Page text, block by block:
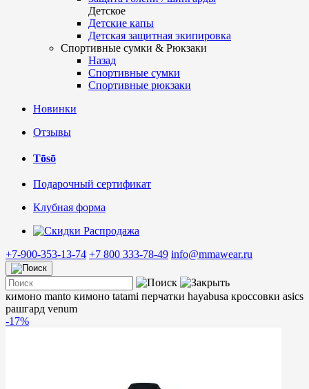
Детское
Детские капы
Детская защитная экипировка
Спортивные сумки & Рюкзаки
Назад
Спортивные сумки
Спортивные рюкзаки
Новинки
Отзывы
Tōsō
Подарочный сертификат
Клубная форма
Распродажа
+7-900-353-13-74 +7 800 333-78-49 info@mmawear.ru
кимоно manto кимоно tatami перчатки hayabusa кроссовки asics
рашгард venum
-17%